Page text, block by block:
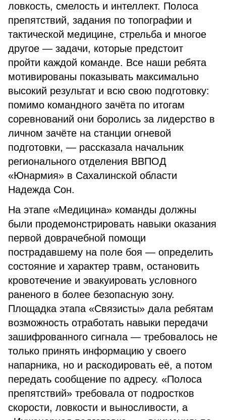
ловкость, смелость и интеллект. Полоса
препятствий, задания по топографии и
тактической медицине, стрельба и многое
другое — задачи, которые предстоит
пройти каждой команде. Все наши ребята
мотивированы показывать максимально
высокий результат и всю свою подготовку:
помимо командного зачёта по итогам
соревнований они боролись за лидерство в
личном зачёте на станции огневой
подготовки, — рассказала начальник
регионального отделения ВВПОД
«Юнармия» в Сахалинской области
Надежда Сон.
На этапе «Медицина» команды должны
были продемонстрировать навыки оказания
первой доврачебной помощи
пострадавшему на поле боя — определить
состояние и характер травм, остановить
кровотечение и эвакуировать условного
раненого в более безопасную зону.
Площадка этапа «Связисты» дала ребятам
возможность отработать навыки передачи
зашифрованного сигнала — требовалось не
только принять информацию у своего
напарника, но и раскодировать её, а потом
передать сообщение по адресу. «Полоса
препятствий» требовала от подростков
скорости, ловкости и выносливости, а